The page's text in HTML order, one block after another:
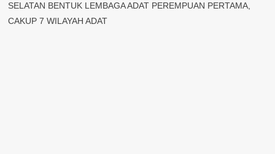
SELATAN BENTUK LEMBAGA ADAT PEREMPUAN PERTAMA,
CAKUP 7 WILAYAH ADAT